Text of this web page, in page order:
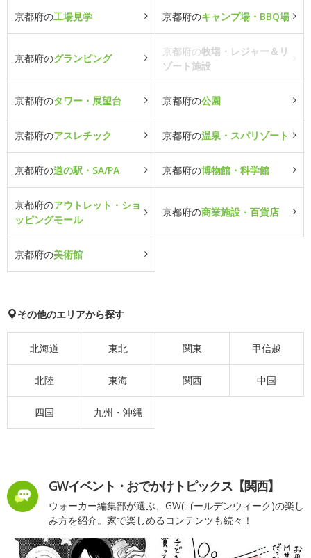
京都府の工場見学 京都府のキャンプ場・BBQ場
京都府のグランピング
京都府の牧場・レジャー＆リ
ゾート施設
京都府のタワー・展望台 京都府の公園
京都府のアスレチック 京都府の温泉・スパリゾート
京都府の道の駅・SA/PA 京都府の博物館・科学館
京都府のアウトレット・ショ
ッピングモール
京都府の商業施設・百貨店
京都府の美術館
その他のエリアから探す
北海道 東北 関東 甲信越
北陸 東海 関西 中国
四国 九州・沖縄
GWイベント・おでかけトピックス【関西】
ウォーカー編集部が選ぶ、GW(ゴールデンウィーク)の楽し
み方を紹介。家で楽しめるコンテンツも続々！